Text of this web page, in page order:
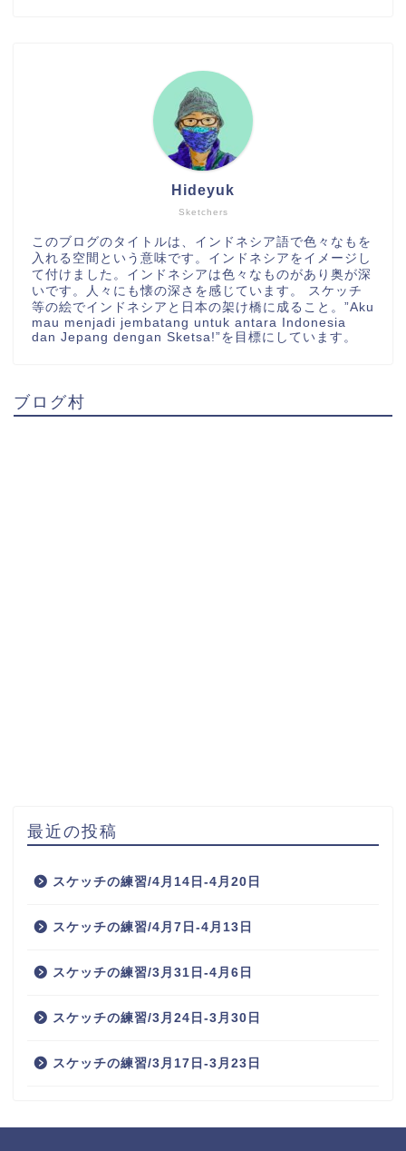
Sketchers
Hideyuk
このブログのタイトルは、インドネシア語で色々なもを
入れる空間という意味です。インドネシアをイメージし
て付けました。インドネシアは色々なものがあり奥が深
いです。人々にも懐の深さを感じています。 スケッチ
等の絵でインドネシアと日本の架け橋に成ること。”Aku
mau menjadi jembatang untuk antara Indonesia
dan Jepang dengan Sketsa!”を目標にしています。
ブログ村
最近の投稿
スケッチの練習/4月14日-4月20日
スケッチの練習/4月7日-4月13日
スケッチの練習/3月31日-4月6日
スケッチの練習/3月24日-3月30日
スケッチの練習/3月17日-3月23日